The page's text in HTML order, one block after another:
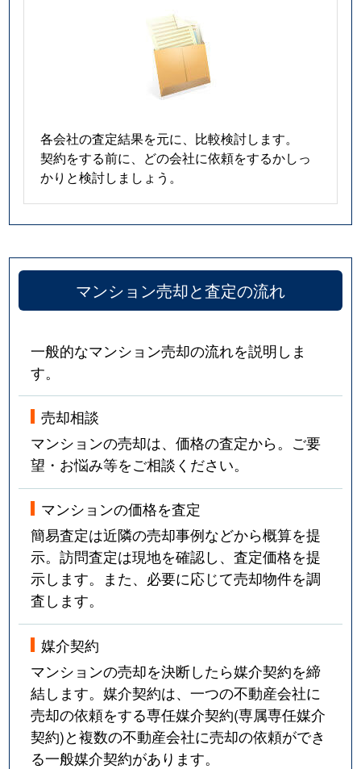
各会社の査定結果を元に、比較検討します。
契約をする前に、どの会社に依頼をするかしっ
かりと検討しましょう。
マンション売却と査定の流れ
一般的なマンション売却の流れを説明しま
す。
売却相談
マンションの売却は、価格の査定から。ご要
望・お悩み等をご相談ください。
マンションの価格を査定
簡易査定は近隣の売却事例などから概算を提
示。訪問査定は現地を確認し、査定価格を提
示します。また、必要に応じて売却物件を調
査します。
媒介契約
マンションの売却を決断したら媒介契約を締
結します。媒介契約は、一つの不動産会社に
売却の依頼をする専任媒介契約(専属専任媒介
契約)と複数の不動産会社に売却の依頼ができ
る一般媒介契約があります。